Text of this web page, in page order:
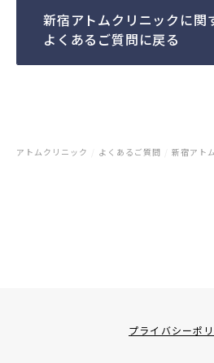
新宿アトムクリニックに関
よくあるご質問に戻る
アトムクリニック よくあるご質問 新宿アト
プライバシーポ